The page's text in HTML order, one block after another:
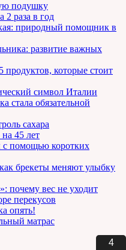
3
подушку
2 раза в год
природный помощник в
развитие важных
которые стоит
символ Италии
стала обязательной
сахара
45 лет
с помощью коротких
брекеты меняют улыбку
почему вес не уходит
перекусов
опять!
матрас